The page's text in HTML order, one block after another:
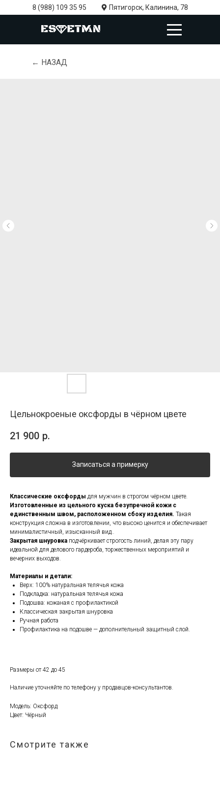
8 (988) 109 35 95 Пятигорск, Калинина, 78
← НАЗАД
Цельнокроеные оксфорды в чёрном цвете
21 900 р.
Записаться а примерку
Классические оксфорды для мужчин в строгом чёрном цвете.
Изготовленные из цельного куска безупречной кожи с
единственным швом, расположенном сбоку изделия. Такая
конструкция сложна в изготовлении, что высоко ценится и обеспечивает
минималистичный, изысканный вид..
Закрытая шнуровка подчёркивает строгость линий, делая эту пару
идеальной для делового гардероба, торжественных мероприятий и
вечерних выходов.
Материалы и детали:
Верх: 100% натуральная телячья кожа
Подкладка: натуральная телячья кожа
Подошва: кожаная с профилактикой
Классическая закрытая шнуровка
Ручная работа
Профилактика на подошве — дополнительный защитный слой.
Размеры от 42 до 45
Наличие уточняйте по телефону у продавцов-консультантов.
Модель: Оксфорд
Цвет: Чёрный
Смотрите также